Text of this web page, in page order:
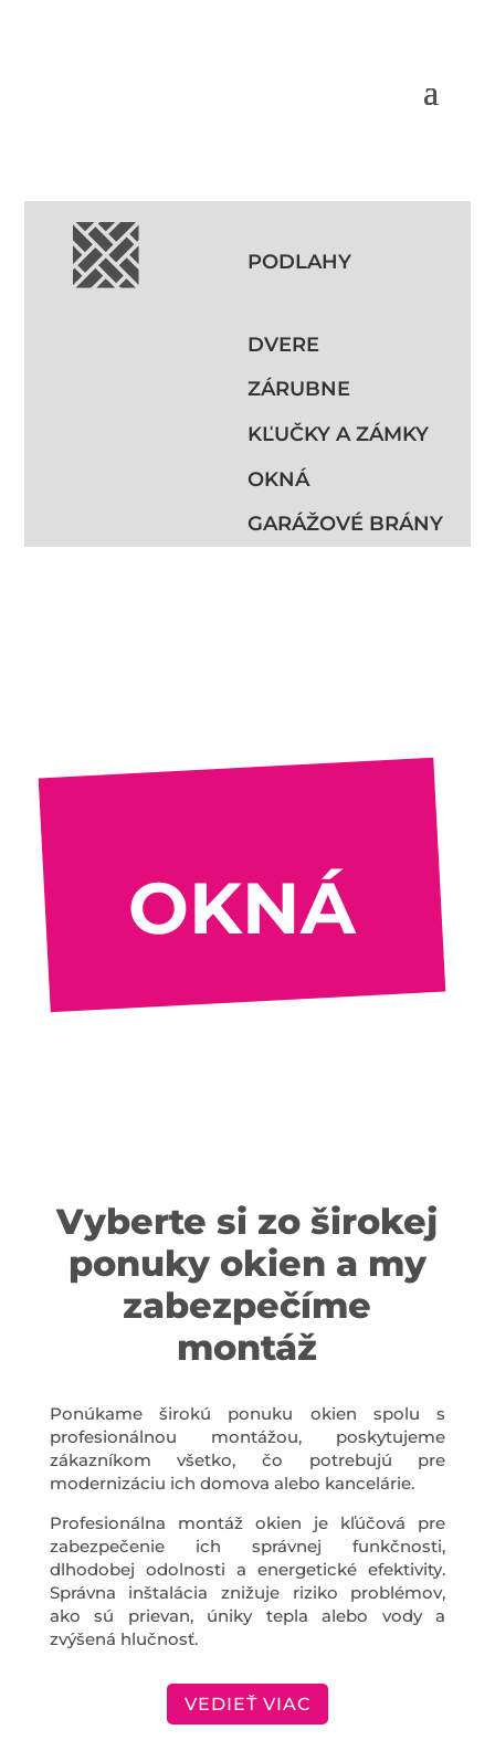
PODLAHY
DVERE
ZÁRUBNE
KĽUČKY A ZÁMKY
OKNÁ
GARÁŽOVÉ BRÁNY
OKNÁ
Vyberte si zo širokej
ponuky okien a my
zabezpečíme
montáž
Ponúkame širokú ponuku okien spolu s
profesionálnou montážou, poskytujeme
zákazníkom všetko, čo potrebujú pre
modernizáciu ich domova alebo kancelárie.
Profesionálna montáž okien je kľúčová pre
zabezpečenie ich správnej funkčnosti,
dlhodobej odolnosti a energetické efektivity.
Správna inštalácia znižuje riziko problémov,
ako sú prievan, úniky tepla alebo vody a
zvýšená hlučnosť.
VEDIEŤ VIAC